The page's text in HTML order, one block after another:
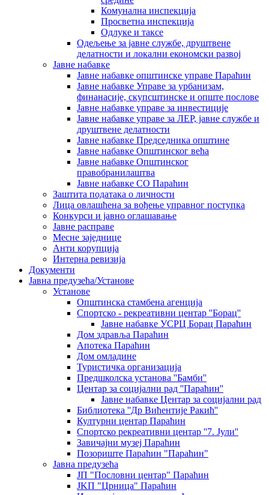
Комунална инспекција
Просветна инспекција
Одлуке и таксе
Одељење за јавне службе, друштвене
делатности и локални економски развој
Јавне набавке
Јавне набавке општинске управе Параћин
Јавне набавке Управе за урбанизам,
финанасије, скупсштинске и опште послове
Јавне набавке управе за инвестиције
Јавне набавке управе за ЛЕР, јавне службе и
друштвене делатности
Јавне набавке Председника општине
Јавне набавке Општинског већа
Јавне набавке Општинског
правобранилаштва
Јавне набавке СО Параћин
Заштита података о личности
Лица овлашћена за вођење управног поступка
Конкурси и јавно оглашавање
Јавне расправе
Месне заједнице
Анти корупција
Интерна ревизија
Документи
Јавна предузећа/Установе
Установе
Општинскa стамбенa агенцијa
Спортско - рекреативни центар ''Борац''
Јавне набавке УСРЦ Борац Параћин
Дом здравља Параћин
Апотека Параћин
Дом омладине
Туристичка организација
Предшколска установа ''Бамби''
Центар за социјални рад ''Параћин''
Јавне набавке Центар за социјални рад
Библиотека ''Др Вићентије Ракић''
Културни центар Параћин
Спортско рекреативни центар ''7. Јули''
Завичајни музеј Параћин
Позориште Параћин "Параћин"
Јавна предузећа
ЈП "Пословни центар" Параћин
ЈKП "Црница" Параћин